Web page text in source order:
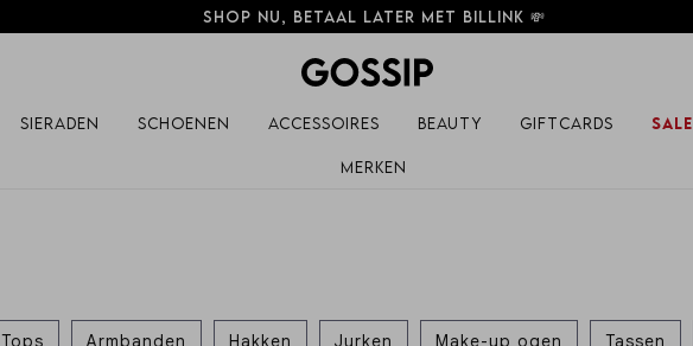
Shop nu, betaal later met Billink 💸
Sieraden Schoenen Accessoires Beauty Giftcards Sale
Merken
Tops Armbanden Hakken Jurken Make-up ogen Tassen